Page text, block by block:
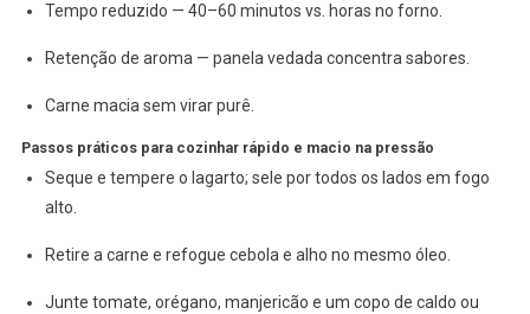
Tempo reduzido — 40–60 minutos vs. horas no forno.
Retenção de aroma — panela vedada concentra sabores.
Carne macia sem virar purê.
Passos práticos para cozinhar rápido e macio na pressão
Seque e tempere o lagarto; sele por todos os lados em fogo
alto.
Retire a carne e refogue cebola e alho no mesmo óleo.
Junte tomate, orégano, manjericão e um copo de caldo ou